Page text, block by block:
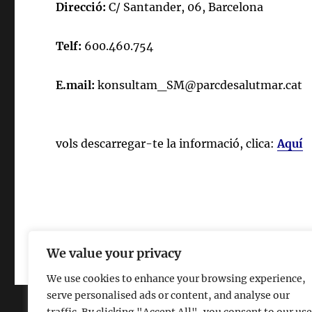
We value your privacy
We use cookies to enhance your browsing experience,
serve personalised ads or content, and analyse our
Direcció: C/ Santander, 06, Barcelona
Telf: 600.460.754
E.mail: konsultam_SM@parcdesalutmar.cat
vols descarregar-te la informació, clica: Aquí